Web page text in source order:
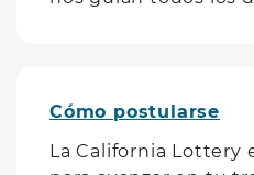
Cómo postularse
La California Lottery